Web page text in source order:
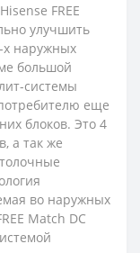
FREE
улучшить
х наружных
большой
системы
еще
блоков. Это 4
а так же
во наружных
Match DC